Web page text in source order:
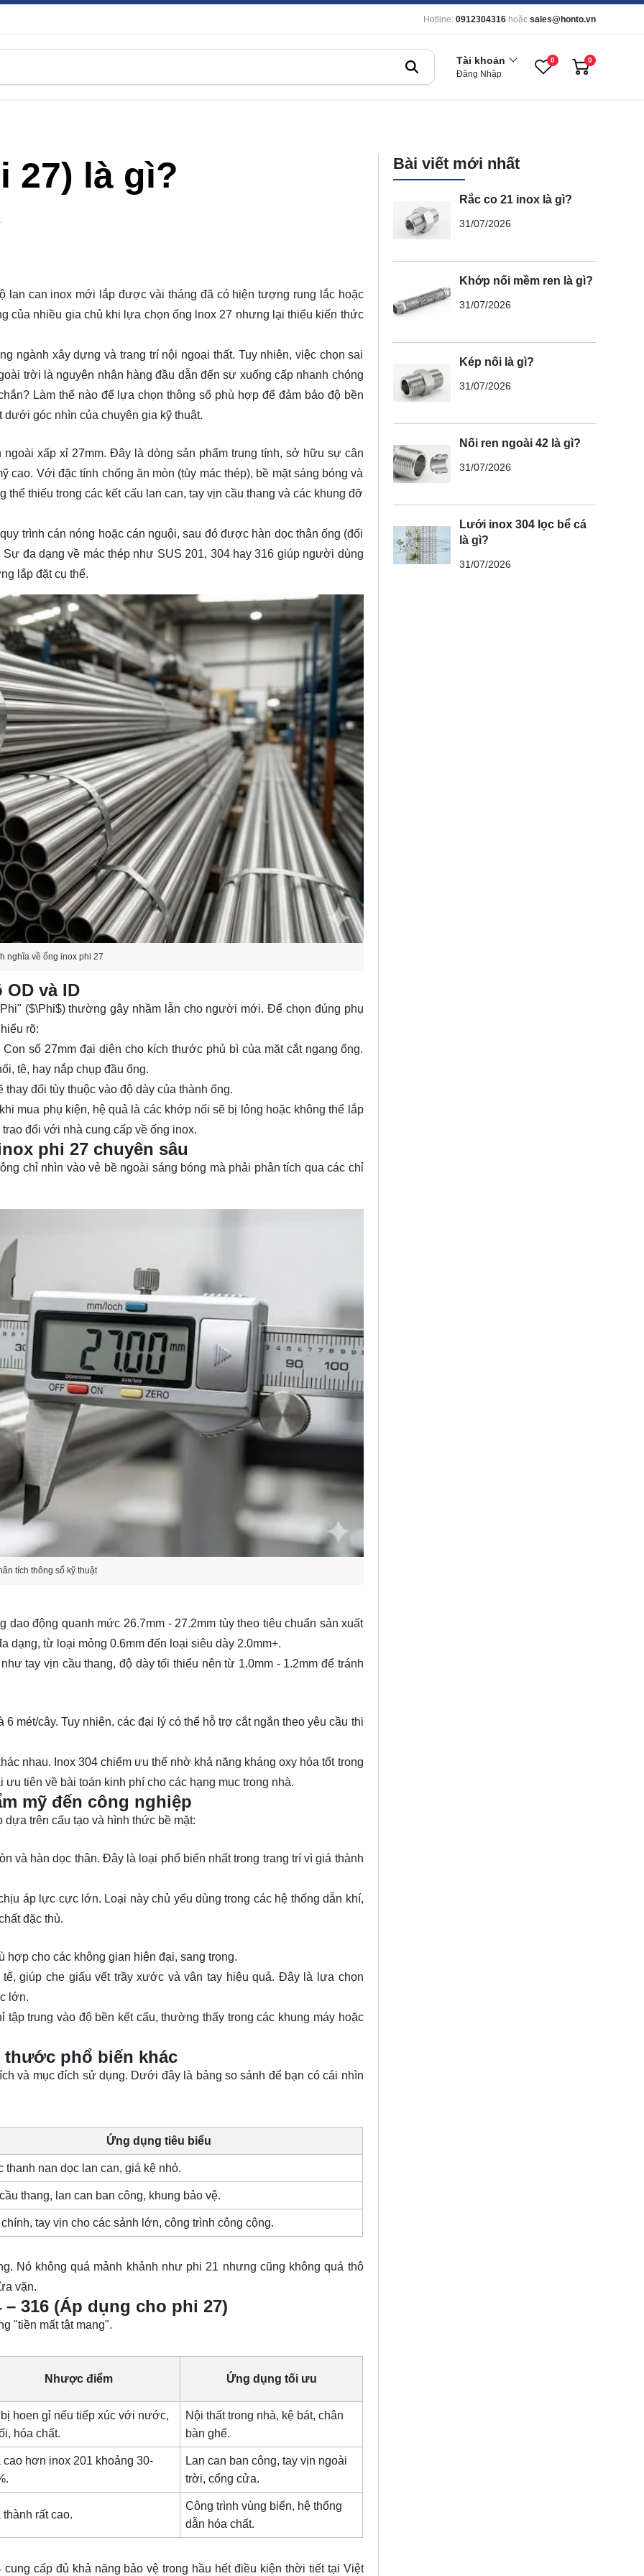
Hotline: 0912304316 hoặc sales@honto.vn
Tài khoản
Đăng Nhập
0 0
27) là gì?
lan can inox mới lắp được vài tháng đã có hiện tượng rung lắc hoặc
của nhiều gia chủ khi lựa chọn ống lnox 27 nhưng lại thiếu kiến thức
ngành xây dựng và trang trí nội ngoại thất. Tuy nhiên, việc chọn sai
trời là nguyên nhân hàng đầu dẫn đến sự xuống cấp nhanh chóng
Làm thế nào để lựa chọn thông số phù hợp để đảm bảo độ bền
góc nhìn của chuyên gia kỹ thuật.
xấp xỉ 27mm. Đây là dòng sản phẩm trung tính, sở hữu sự cân
cao. Với đặc tính chống ăn mòn (tùy mác thép), bề mặt sáng bóng và
thiếu trong các kết cấu lan can, tay vịn cầu thang và các khung đỡ
trình cán nóng hoặc cán nguội, sau đó được hàn dọc thân ống (đối
đa dạng về mác thép như SUS 201, 304 hay 316 giúp người dùng
lắp đặt cụ thể.
nghĩa về ống inox phi 27
và ID
($\Phi$) thường gây nhầm lẫn cho người mới. Để chọn đúng phụ
rõ:
Con số 27mm đại diện cho kích thước phủ bì của mặt cắt ngang ống.
tê, hay nắp chụp đầu ống.
thay đổi tùy thuộc vào độ dày của thành ống.
mua phụ kiện, hệ quả là các khớp nối sẽ bị lỏng hoặc không thể lắp
đổi với nhà cung cấp về ống inox.
phi 27 chuyên sâu
chỉ nhìn vào vẻ bề ngoài sáng bóng mà phải phân tích qua các chỉ
tích thông số kỹ thuật
động quanh mức 26.7mm - 27.2mm tùy theo tiêu chuẩn sản xuất
dạng, từ loại mỏng 0.6mm đến loại siêu dày 2.0mm+.
tay vịn cầu thang, độ dày tối thiểu nên từ 1.0mm - 1.2mm để tránh
6 mét/cây. Tuy nhiên, các đại lý có thể hỗ trợ cắt ngắn theo yêu cầu thi
nhau. Inox 304 chiếm ưu thế nhờ khả năng kháng oxy hóa tốt trong
tiên về bài toán kinh phí cho các hạng mục trong nhà.
mỹ đến công nghiệp
trên cấu tạo và hình thức bề mặt:
và hàn dọc thân. Đây là loại phổ biến nhất trong trang trí vì giá thành
áp lực cực lớn. Loại này chủ yếu dùng trong các hệ thống dẫn khí,
đặc thù.
cho các không gian hiện đại, sang trọng.
giúp che giấu vết trầy xước và vân tay hiệu quả. Đây là lựa chọn
lớn.
trung vào độ bền kết cấu, thường thấy trong các khung máy hoặc
thước phổ biến khác
và mục đích sử dụng. Dưới đây là bảng so sánh để bạn có cái nhìn
Ứng dụng tiêu biểu
thanh nan dọc lan can, giá kệ nhỏ.
thang, lan can ban công, khung bảo vệ.
tay vịn cho các sảnh lớn, công trình công cộng.
Nó không quá mảnh khảnh như phi 21 nhưng cũng không quá thô
vặn.
316 (Áp dụng cho phi 27)
"tiền mất tật mang".
Nhược điểm Ứng dụng tối ưu
hoen gỉ nếu tiếp xúc với nước,
hóa chất.
Nội thất trong nhà, kệ bát, chân
bàn ghế.
cao hơn inox 201 khoảng 30-
Lan can ban công, tay vịn ngoài
trời, cổng cửa.
thành rất cao.
Công trình vùng biển, hệ thống
dẫn hóa chất.
cấp đủ khả năng bảo vệ trong hầu hết điều kiện thời tiết tại Việt
Bài viết mới nhất
Rắc co 21 inox là gì?
31/07/2026
Khớp nối mềm ren là gì?
31/07/2026
Kép nối là gì?
31/07/2026
Nối ren ngoài 42 là gì?
31/07/2026
Lưới inox 304 lọc bể cá
là gì?
31/07/2026